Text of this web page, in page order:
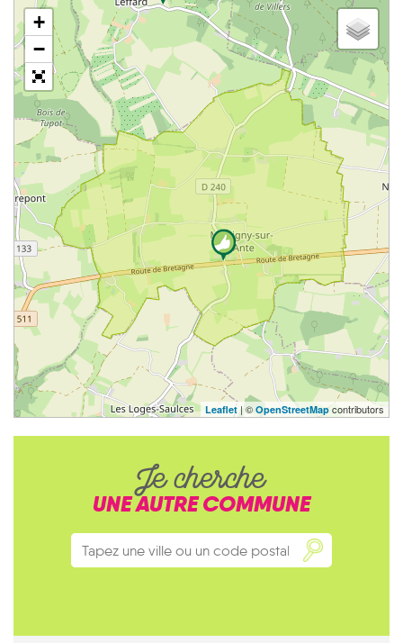
+
−
Leaflet | © OpenStreetMapcontributors
Je cherche
UNE AUTRE COMMUNE